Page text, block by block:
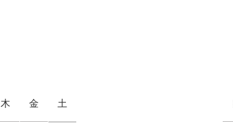
木 金 土